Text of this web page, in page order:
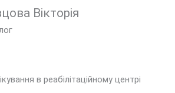
Вікторія
в реабілітаційному центрі